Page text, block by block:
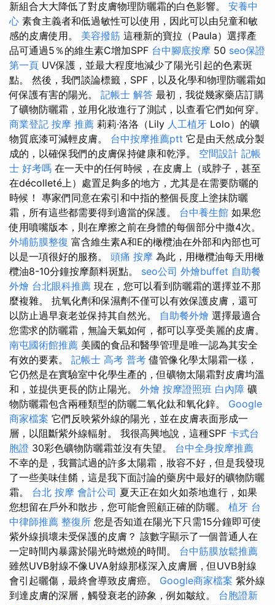
新組合大大降低了對皮膚物理防曬霜的白色影響。 安養中
心 素食主義者和低過敏性可以使用，因此可以由兒童和敏
感的皮膚使用。 美容撥筋 這種新的寶拉（Paula）選擇產
品可通過5％的維生素C增加SPF 台中腳底按摩 50 seo保證
第一頁 UV保護，並最大程度地減少了陽光引起的色素斑
點。 然後，我們談論標籤，SPF，以及化學和物理防曬霜如
何保護有害的陽光。 記帳士 解答 最初，我從幾家藥店訂購
了礦物防曬霜，並用化妝進行了測試，以查看它們如何穿。
商業登記 按摩 推薦 莉莉·洛洛（Lily 人工植牙 Lolo）的礦
物質底漆可減輕皮膚。 台中按摩推薦ptt 它是由天然成分製
成的，以確保我們的皮膚保持健康和乾淨。 空間設計 記帳
士 好考嗎 在一天中的任何時候，在皮膚上（或脖子，甚至
在décolleté上）處置足夠多的地方，尤其是在需要防曬的
時候！ 專家們同意在索引和中指的整個長度上塗抹防曬
霜，所有這些都需要得到適當的保護。 台中養生館 如果您
使用噴嘴版本，則在摩擦之前在身體的每個部分中撒4次。
外埔筋膜整復 富含維生素A和E的橄欖油在外部和內部也可
以是一項很好的服務。 頭痛 按摩 為此，用橄欖油每天用橄
欖油8-10分鐘按摩顏料斑點。 seo公司 外燴buffet 自助餐
外燴 台北眼科推薦 現在，您可以看到防曬霜的選擇並不那
麼複雜。 抗氧化劑和保濕劑不僅可以有效保護皮膚，還可
以防止過早衰老並保持其自然光。 自助餐外燴 選擇最適合
您需求的防曬霜，無論天氣如何，都可以享受美麗的皮膚。
南屯國術館推薦 美國的食品和醫學管理是唯一認為其安全
有效的要素。 記帳士 高考 普考 儘管像化學太陽霜一樣，
它仍然是在實驗室中化學生產的，但礦物太陽霜對皮膚均溫
和，並提供更長的防止陽光。 外燴 按摩證照班 白內障 礦
物防曬霜包含兩種類型的防曬二氧化鈦和氧化鋅。 Google
商家檔案 它們反映紫外線的陽光，並在皮膚表面形成一
層，以阻斷紫外線輻射。 我很高興地說，這種SPF 卡式台
胞證 30彩色礦物防曬霜並沒有失望。 台中全身按摩推薦
不幸的是，我嘗試過的許多太陽霜，妝容不好，但是我發現
了一些美味佳餚，這是我下面討論的藥房中最好的礦物防曬
霜。 台北 按摩 會計公司 夏天正在如火如荼地進行，如果
您想留在戶外和散步，您可能會照顧正確的防曬。 植牙 台
中律師推薦 整復所 您是否知道在陽光下只需15分鐘即可使
紫外線損壞未受保護的皮膚？ 該數字顯示了一個普通人在
一定時間內暴露於陽光時燃燒的時間。 台中筋膜放鬆推薦
雖然UVB射線不像UVA射線那樣深入皮膚層，但UVB射線
會引起曬傷，最終會導致皮膚癌。 Google商家檔案 紫外線
到達皮膚的深層，觸發衰老的跡象，例如皺紋。 台胞證新